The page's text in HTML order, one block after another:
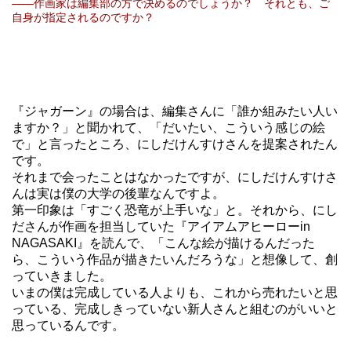
――作画家は編集部の方で決めるのでしょうか？ それとも、ご
自身が指定されるのですか？
『ジャガーン』の場合は、編集さんに「誰か組みたい人い
ますか？」と聞かれて、「だいたい、こういう感じの絵
で」と言ったところ、にしだけんすけさんを提案されたん
です。
それまで会ったことはなかったですが、にしだけんすけさ
んは実は僕の大学の後輩なんですよ。
第一印象は「すごく恐竜が上手いな」と。それから、にし
ださんが作画を担当していた『アイアムアヒーローin
NAGASAKI』を読んで、「こんな絵が描けるんだった
ら、こういう作品が描きたいんだろうな」と想像して、創
っていきました。
いまの僕は完成している人よりも、これから売れたいと思
っている、完成しきっていない新人さんと組むのがいいと
思っているんです。